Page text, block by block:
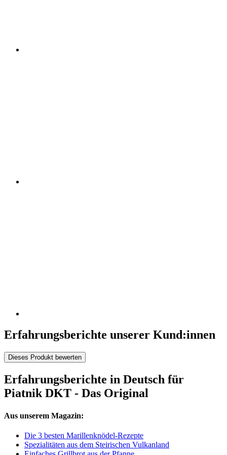
Erfahrungsberichte unserer Kund:innen
Dieses Produkt bewerten
Erfahrungsberichte in Deutsch für
Piatnik DKT - Das Original
Aus unserem Magazin:
Die 3 besten Marillenknödel-Rezepte
Spezialitäten aus dem Steirischen Vulkanland